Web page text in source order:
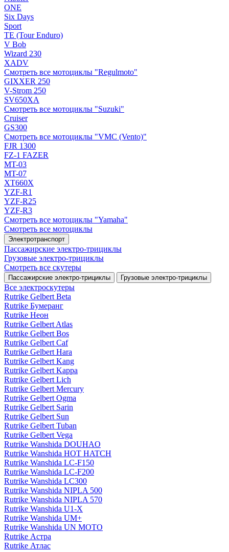
ONE
Six Days
Sport
TE (Tour Enduro)
V Bob
Wizard 230
XADV
Смотреть все мотоциклы "Regulmoto"
GIXXER 250
V-Strom 250
SV650XA
Смотреть все мотоциклы "Suzuki"
Cruiser
GS300
Смотреть все мотоциклы "VMC (Vento)"
FJR 1300
FZ-1 FAZER
MT-03
MT-07
XT660X
YZF-R1
YZF-R25
YZF-R3
Смотреть все мотоциклы "Yamaha"
Смотреть все мотоциклы
Электротранспорт
Пассажирские электро‑трициклы
Грузовые электро‑трициклы
Смотреть все скутеры
Пассажирские электро‑трициклы Грузовые электро‑трициклы
Все электро­скутеры
Rutrike Gelbert Beta
Rutrike Бумеранг
Rutrike Неон
Rutrike Gelbert Atlas
Rutrike Gelbert Bos
Rutrike Gelbert Caf
Rutrike Gelbert Hara
Rutrike Gelbert Kang
Rutrike Gelbert Kappa
Rutrike Gelbert Lich
Rutrike Gelbert Mercury
Rutrike Gelbert Ogma
Rutrike Gelbert Sarin
Rutrike Gelbert Sun
Rutrike Gelbert Tuban
Rutrike Gelbert Vega
Rutrike Wanshida DOUHAO
Rutrike Wanshida HOT HATCH
Rutrike Wanshida LC-F150
Rutrike Wanshida LC-F200
Rutrike Wanshida LC300
Rutrike Wanshida NIPLA 500
Rutrike Wanshida NIPLA 570
Rutrike Wanshida U1-X
Rutrike Wanshida UM+
Rutrike Wanshida UN MOTO
Rutrike Астра
Rutrike Атлас